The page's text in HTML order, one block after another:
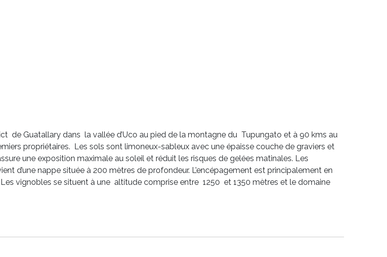
de Guatallary dans la vallée d’Uco au pied de la montagne du Tupungato et à 90 kms au
propriétaires. Les sols sont limoneux-sableux avec une épaisse couche de graviers et
une exposition maximale au soleil et réduit les risques de gelées matinales. Les
d’une nappe située à 200 mètres de profondeur. L’encépagement est principalement en
vignobles se situent à une altitude comprise entre 1250 et 1350 mètres et le domaine